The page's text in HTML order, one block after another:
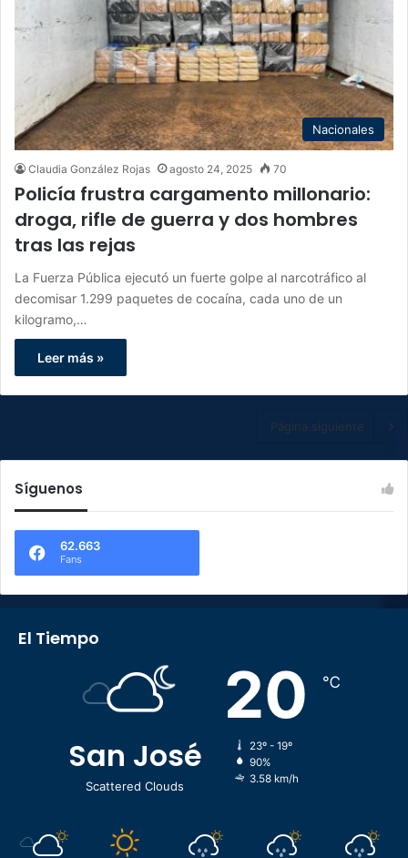
Nacionales
Claudia González Rojas agosto 24, 2025 70
Policía frustra cargamento millonario:
droga, rifle de guerra y dos hombres
tras las rejas
La Fuerza Pública ejecutó un fuerte golpe al narcotráfico al
decomisar 1.299 paquetes de cocaína, cada uno de un
kilogramo,…
Leer más »
Página siguiente
Síguenos
62.663
Fans
El Tiempo
San José
Scattered Clouds
20 ℃
23º - 19º
90%
3.58 km/h